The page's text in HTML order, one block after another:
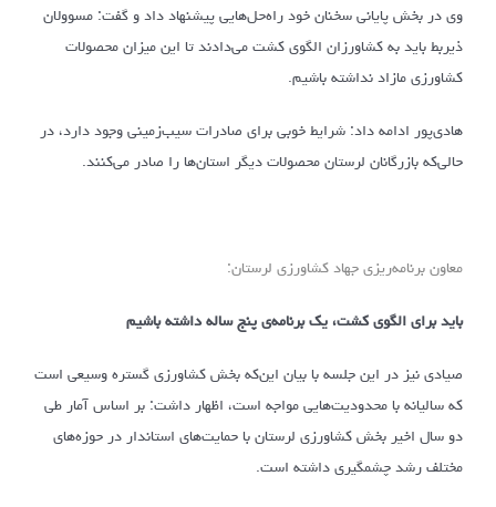
وی در بخش پایانی سخنان خود راه‌حل‌هایی پیشنهاد داد و گفت: مسوولان
ذیربط باید به کشاورزان الگوی کشت می‌دادند تا این میزان محصولات
کشاورزی مازاد نداشته باشیم.
هادی‌پور ادامه داد: شرایط خوبی برای صادرات سیب‌زمینی وجود دارد، در
حالی‌که بازرگانان لرستان محصولات دیگر استان‌ها را صادر می‌کنند.
معاون برنامه‌ریزی جهاد کشاورزی لرستان:
باید برای الگوی کشت، یک برنامه‌ی پنج ساله داشته باشیم
صیادی نیز در این جلسه با بیان این‌که بخش کشاورزی گستره وسیعی است
که سالیانه با محدودیت‌هایی مواجه است، اظهار داشت: بر اساس آمار طی
دو سال اخیر بخش کشاورزی لرستان با حمایت‌های استاندار در حوزه‌های
مختلف رشد چشمگیری داشته است.